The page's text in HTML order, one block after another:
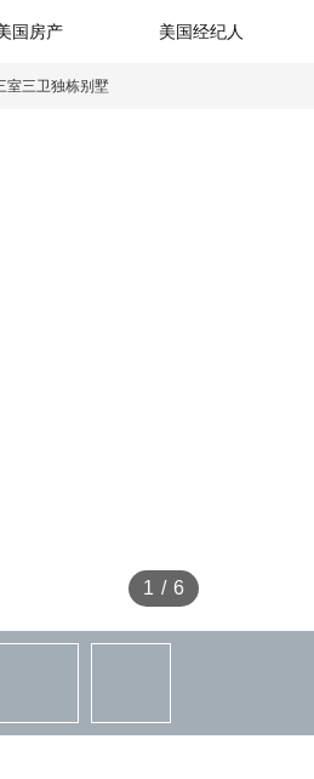
国房产 美国经纪人
室三卫独栋别墅
1 / 6